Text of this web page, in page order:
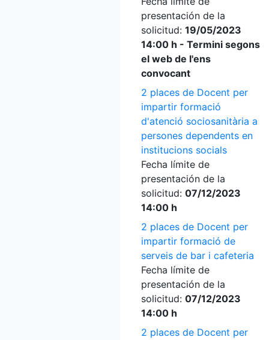
presentación de la
solicitud: 19/05/2023
14:00 h - Termini segons
el web de l'ens
convocant
2 places de Docent per
impartir formació
d'atenció sociosanitària a
persones dependents en
institucions socials
Fecha límite de
presentación de la
solicitud: 07/12/2023
14:00 h
2 places de Docent per
impartir formació de
serveis de bar i cafeteria
Fecha límite de
presentación de la
solicitud: 07/12/2023
14:00 h
2 places de Docent per